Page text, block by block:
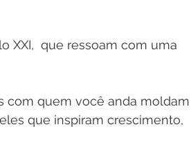
XXI,  que ressoam com uma
com quem você anda moldam
que inspiram crescimento,